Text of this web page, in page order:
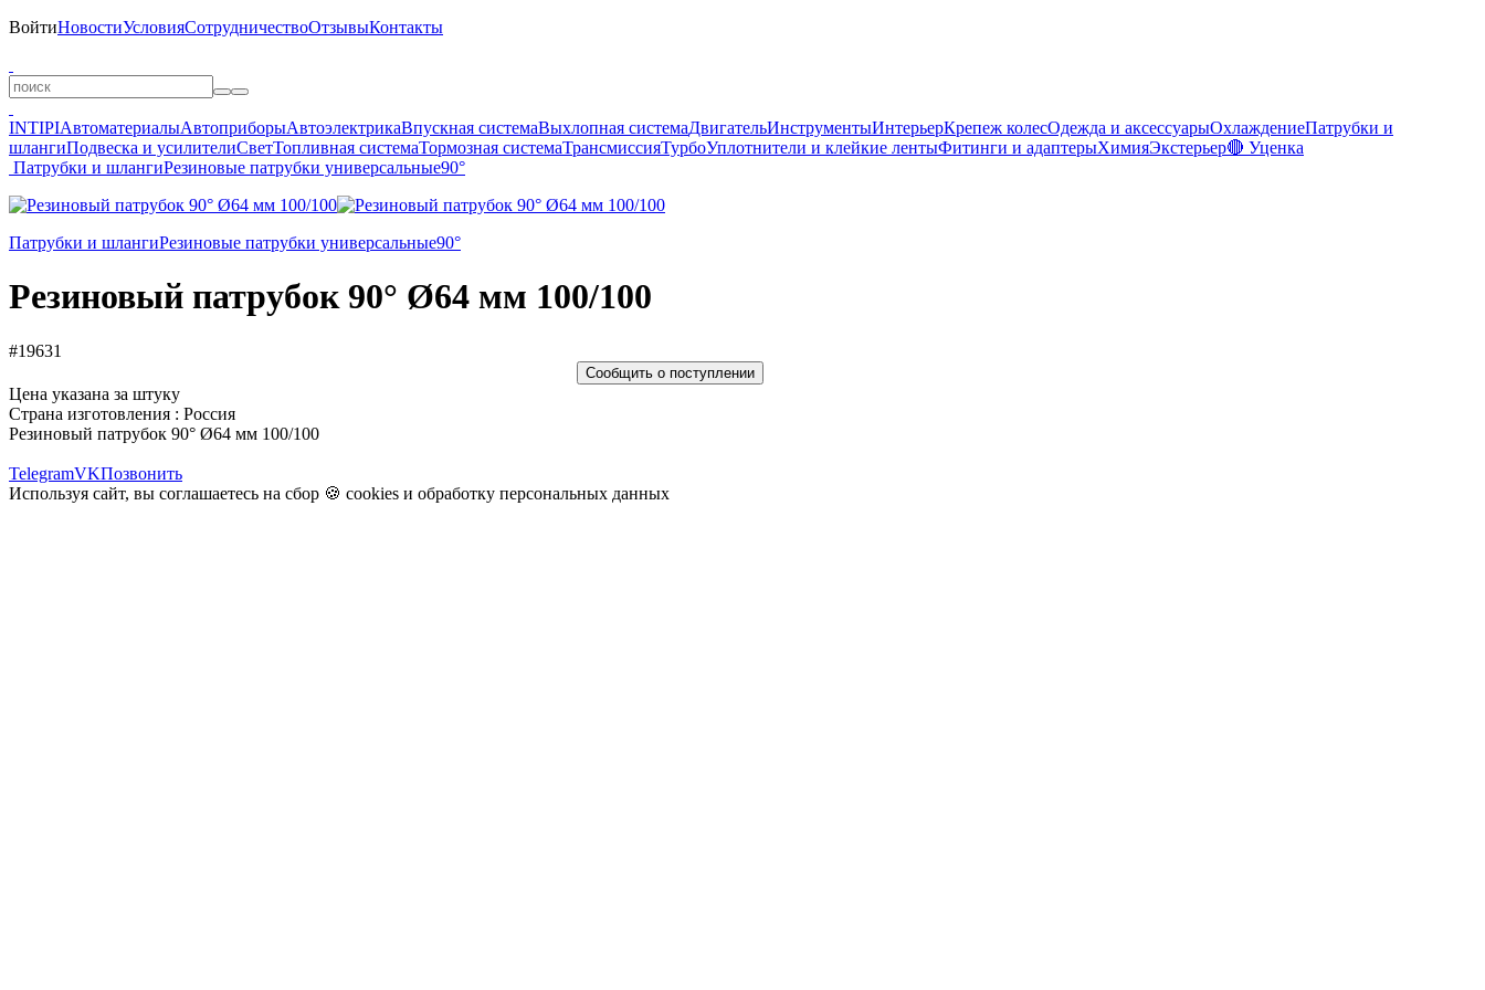
ВойтиНовостиУсловияСотрудничествоОтзывыКонтакты
INTIPIАвтоматериалыАвтоприборыАвтоэлектрикаВпускная системаВыхлопная системаДвигательИнструментыИнтерьерКрепеж колесОдежда и аксессуарыОхлаждениеПатрубки и
шлангиПодвеска и усилителиСветТопливная системаТормозная системаТрансмиссияТурбоУплотнители и клейкие лентыФитинги и адаптерыХимияЭкстерьер🔴 Уценка
Патрубки и шлангиРезиновые патрубки универсальные90°
Патрубки и шлангиРезиновые патрубки универсальные90°
Резиновый патрубок 90° Ø64 мм 100/100
#19631
Сообщить о поступлении
Цена указана за штуку
Страна изготовления : Россия
Резиновый патрубок 90° Ø64 мм 100/100
TelegramVKПозвонить
Используя сайт, вы соглашаетесь на сбор 🍪 cookies и обработку персональных данных